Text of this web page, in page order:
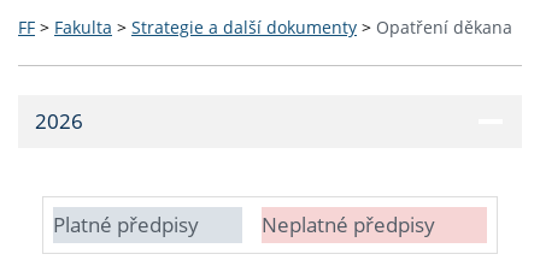
FF > Fakulta > Strategie a další dokumenty > Opatření děkana
2026
Platné předpisy Neplatné předpisy